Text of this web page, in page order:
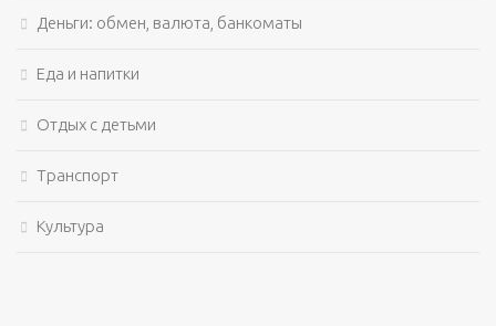
Деньги: обмен, валюта, банкоматы
Еда и напитки
Отдых с детьми
Транспорт
Культура